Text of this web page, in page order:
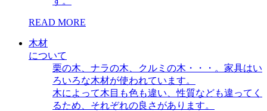
READ MORE
木材
について
栗の木、ナラの木、クルミの木・・・。家具はい
ろいろな木材が使われています。
木によって木目も色も違い、性質なども違ってく
るため、それぞれの良さがあります。